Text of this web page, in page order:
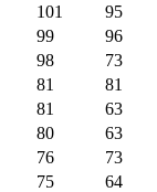
101
95
99
96
98
73
81
81
81
63
80
63
76
73
75
64